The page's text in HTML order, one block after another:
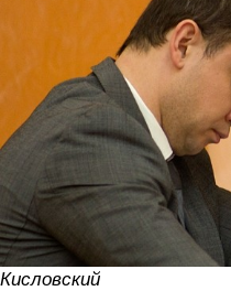
Кисловский